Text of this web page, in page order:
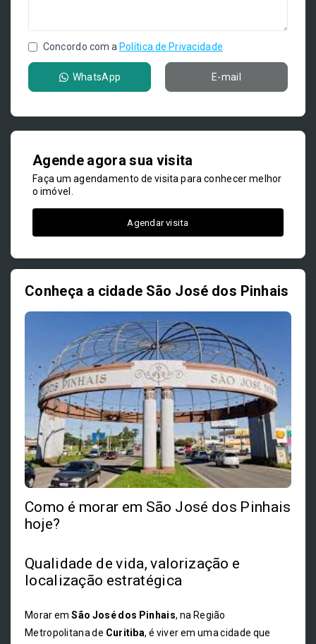
Concordo com a Política de Privacidade
WhatsApp E-mail
Agende agora sua visita
Faça um agendamento de visita para conhecer melhor
o imóvel.
Agendar visita
Conheça a cidade São José dos Pinhais
Como é morar em São José dos Pinhais
hoje?
Qualidade de vida, valorização e
localização estratégica
Morar emSão José dos Pinhais, na Região
Metropolitana de Curitiba, é viver em uma cidade que